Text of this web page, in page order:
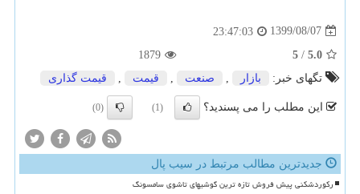
1399/08/07
23:47:03
5.0
/
5
1879
تگهای خبر:
بازار صنعت قیمت قیمت گذاری
این مطلب را می پسندید؟ (1)
(0)
جدیدترین مطالب مرتبط در سیب پال
رکوردشکنی پیش فروش تازه ترین گوشیهای تاشوی سامسونگ